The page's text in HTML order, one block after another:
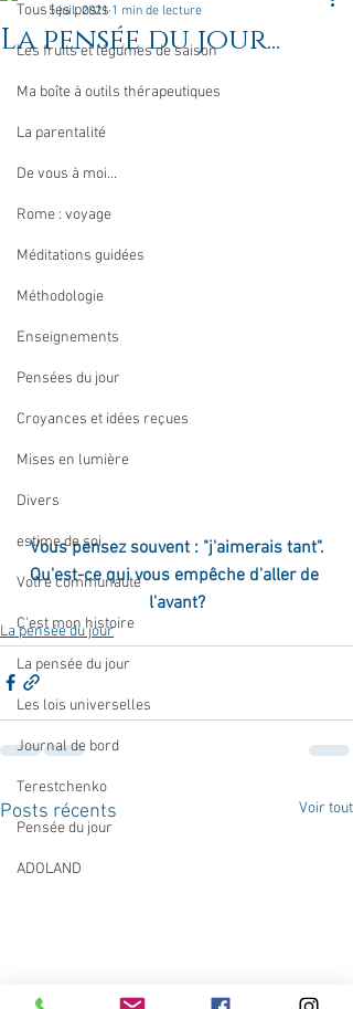
Tous les posts
Les fruits et légumes de saison
Ma boîte à outils thérapeutiques
La parentalité
De vous à moi...
Rome : voyage
Méditations guidées
Méthodologie
Enseignements
Pensées du jour
Croyances et idées reçues
Mises en lumière
Divers
estime de soi
Votre communauté
C'est mon histoire
La pensée du jour
Les lois universelles
Journal de bord
Terestchenko
Pensée du jour
ADOLAND
La pensée du jour...
5 juil. 2021 1 min de lecture
Vous pensez souvent : "j'aimerais tant".
Qu'est-ce qui vous empêche d'aller de
l'avant?
La pensée du jour
Posts récents Voir tout